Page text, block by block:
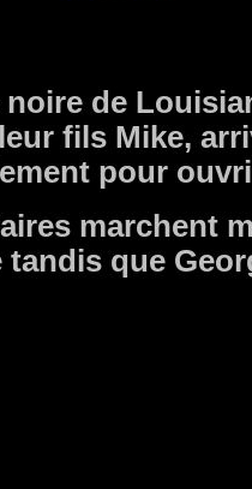
de
fils Mike,
pour
marchent
tandis que